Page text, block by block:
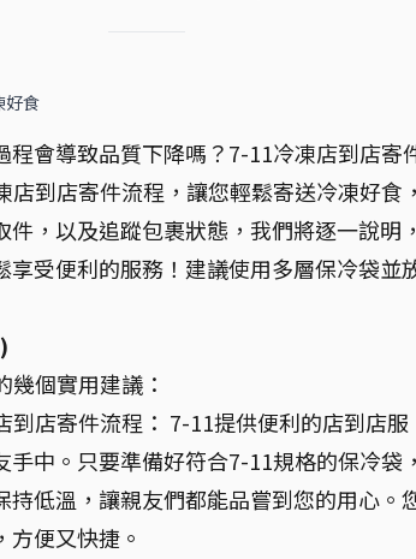
好食
會導致品質下降嗎？7-11冷凍店到店寄
到店寄件流程，讓您輕鬆寄送冷凍好食
，以及追蹤包裹狀態，我們將逐一說明
受便利的服務！建議使用多層保冷袋並
個實用建議：
店寄件流程： 7-11提供便利的店到店服
中。只要準備好符合7-11規格的保冷袋
低溫，讓親友們都能品嘗到您的用心。
便又快捷。